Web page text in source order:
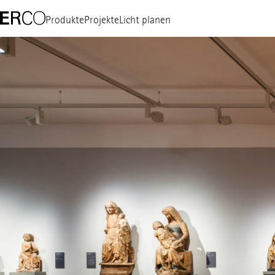
ProdukteProjekteLicht planen